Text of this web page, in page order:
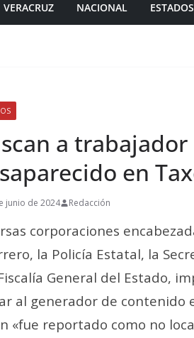
VERACRUZ NACIONAL ESTADOS
a
en
junio de 2024 Redacción
corporaciones
la Policía Estatal, la
General del Estado,
al generador de contenido
«fue reportado como no